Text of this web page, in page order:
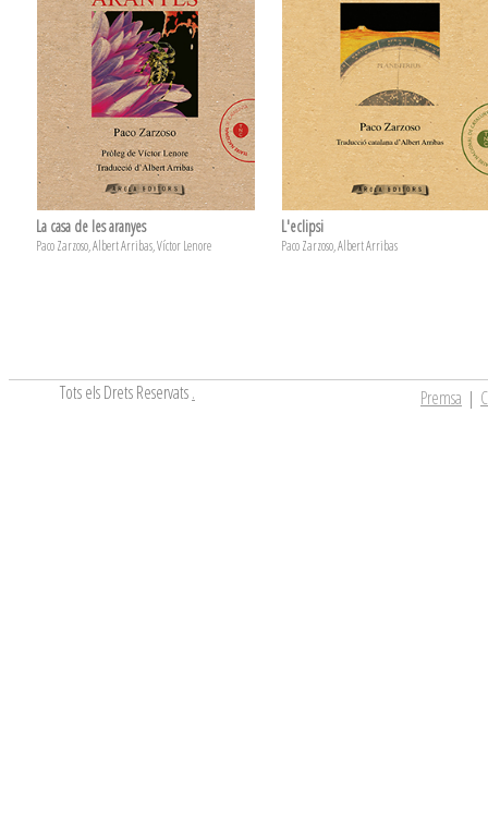
La casa de les aranyes
Paco Zarzoso, Albert Arribas, Víctor Lenore
L'eclipsi
Paco Zarzoso, Albert Arribas
Tots els Drets Reservats. Premsa |